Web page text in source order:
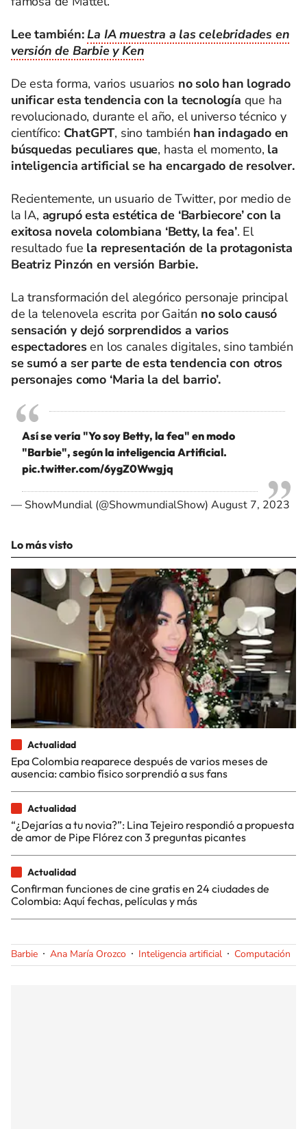
Lee también:La IA muestra a las celebridades en
versión de Barbie y Ken
De esta forma, varios usuarios no solo han logrado
unificar esta tendencia con la tecnología que ha
revolucionado, durante el año, el universo técnico y
científico: ChatGPT, sino también han indagado en
búsquedas peculiares que, hasta el momento, la
inteligencia artificial se ha encargado de resolver.
Recientemente, un usuario de Twitter, por medio de
la IA, agrupó esta estética de ‘Barbiecore’ con la
exitosa novela colombiana ‘Betty, la fea’. El
resultado fue la representación de la protagonista
Beatriz Pinzón en versión Barbie.
La transformación del alegórico personaje principal
de la telenovela escrita por Gaitán no solo causó
sensación y dejó sorprendidos a varios
espectadoresen los canales digitales, sino también
se sumó a ser parte de esta tendencia con otros
personajes como ‘Maria la del barrio’.
Así se vería "Yo soy Betty, la fea" en modo
"Barbie", según la inteligencia Artificial.
pic.twitter.com/6ygZ0Wwgjq
— ShowMundial (@ShowmundialShow) August 7, 2023
Lo más visto
Actualidad
Epa Colombia reaparece después de varios meses de
ausencia: cambio físico sorprendió a sus fans
Actualidad
“¿Dejarías a tu novia?”: Lina Tejeiro respondió a propuesta
de amor de Pipe Flórez con 3 preguntas picantes
Actualidad
Confirman funciones de cine gratis en 24 ciudades de
Colombia: Aquí fechas, películas y más
Barbie Ana María Orozco Inteligencia artificial Computación